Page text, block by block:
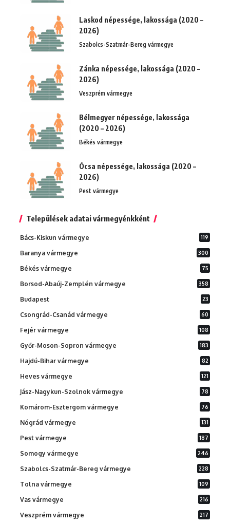
Laskod népessége, lakossága (2020 –
2026)
Szabolcs-Szatmár-Bereg vármegye
Zánka népessége, lakossága (2020 –
2026)
Veszprém vármegye
Bélmegyer népessége, lakossága
(2020 – 2026)
Békés vármegye
Ócsa népessége, lakossága (2020 –
2026)
Pest vármegye
Települések adatai vármegyénkként
Bács-Kiskun vármegye 119
Baranya vármegye 300
Békés vármegye 75
Borsod-Abaúj-Zemplén vármegye 358
Budapest 23
Csongrád-Csanád vármegye 60
Fejér vármegye 108
Győr-Moson-Sopron vármegye 183
Hajdú-Bihar vármegye 82
Heves vármegye 121
Jász-Nagykun-Szolnok vármegye 78
Komárom-Esztergom vármegye 76
Nógrád vármegye 131
Pest vármegye 187
Somogy vármegye 246
Szabolcs-Szatmár-Bereg vármegye 228
Tolna vármegye 109
Vas vármegye 216
Veszprém vármegye 217